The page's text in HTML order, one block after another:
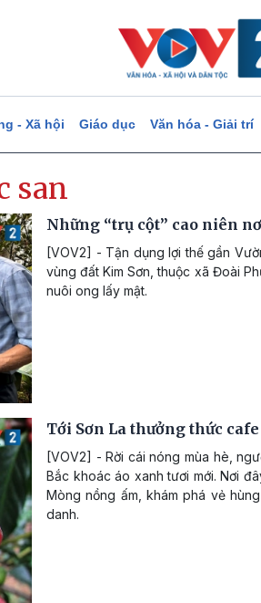
- Xã hội Giáo dục Văn hóa - Giải trí
san
Những “trụ cột” cao niên
[VOV2] - Tận dụng lợi thế gần
vùng đất Kim Sơn, thuộc xã Đoài
nuôi ong lấy mật.
Tới Sơn La thưởng thức
[VOV2] - Rời cái nóng mùa hè,
Bắc khoác áo xanh tươi mới. Nơi
Mòng nồng ấm, khám phá vẻ
danh.